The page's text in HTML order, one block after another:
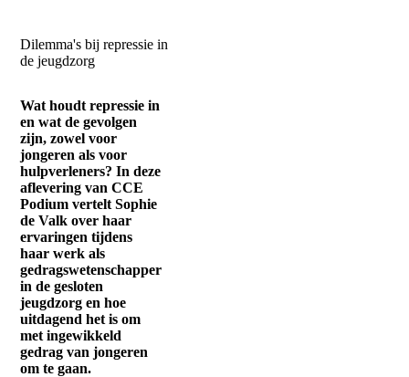
Dilemma's bij repressie in
de jeugdzorg
Wat houdt repressie in
en wat de gevolgen
zijn, zowel voor
jongeren als voor
hulpverleners? In deze
aflevering van CCE
Podium vertelt Sophie
de Valk over haar
ervaringen tijdens
haar werk als
gedragswetenschapper
in de gesloten
jeugdzorg en hoe
uitdagend het is om
met ingewikkeld
gedrag van jongeren
om te gaan.